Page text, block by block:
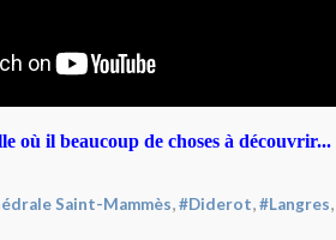
où il beaucoup de choses à
Saint-Mammès,#Diderot,#Langres,